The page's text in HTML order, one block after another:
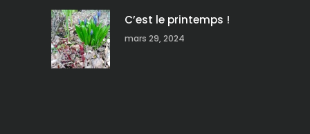
C’est le printemps !
mars 29, 2024